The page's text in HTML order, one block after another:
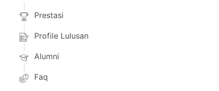
Prestasi
Profile Lulusan
Alumni
Faq